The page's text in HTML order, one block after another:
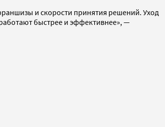
и скорости принятия решений. Уход
быстрее и эффективнее», —